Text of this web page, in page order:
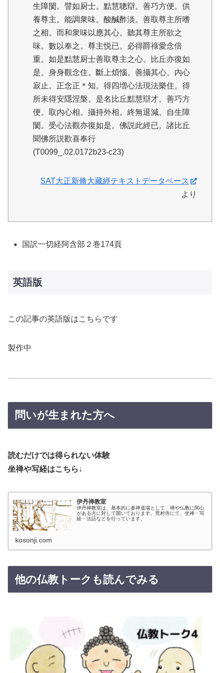
生障閡。譬如厨士。黠慧聰辯。善巧方便。供
養尊主。能調衆味。酸醎酢淡。善取尊主所嗜
之相。而和衆味以應其心。聽其尊主所欲之
味。數以奉之。尊主悦已。必得爵祿愛念倍
重。如是黠慧厨士善取尊主之心。比丘亦復如
是。身身觀念住。斷上煩惱。善攝其心。内心
寂止。正念正＊知。得四増心法現法樂住。得
所未得安隱涅槃。是名比丘黠慧辯才。善巧方
便。取内心相。攝持外相。終無退減。自生障
閡。受心法觀亦復如是。佛説此經已。諸比丘
聞佛所説歡喜奉行
(T0099_.02.0172b23-c23)
SAT大正新脩大藏經テキストデータベース
より
国訳一切経阿含部２巻174頁
英語版
この記事の英語版はこちらです
製作中
問いが生まれた方へ
読むだけでは得られない体験
坐禅や写経はこちら↓
伊丹禅教室
伊丹禅教室は、基本的に参禅道場として、禅や仏教に関心
がある方に対して開いております。荒村寺にて、坐禅・写
経・法話などを行っています。
kosonji.com
他の仏教トークも読んでみる